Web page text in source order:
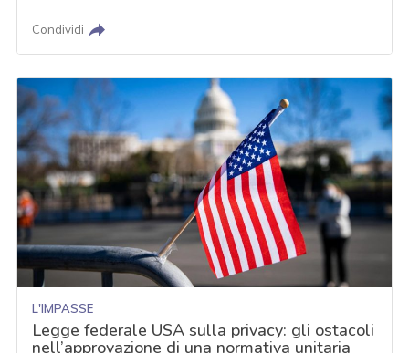
Condividi
L'IMPASSE
Legge federale USA sulla privacy: gli ostacoli
nell’approvazione di una normativa unitaria